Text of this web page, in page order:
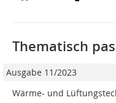
Thematisch
Ausgabe 11/2023
Wärme- und